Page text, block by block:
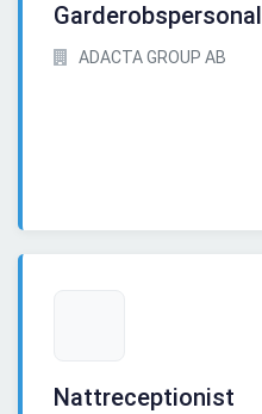
Garderobspersonal
ADACTA GROUP AB
Nattreceptionist